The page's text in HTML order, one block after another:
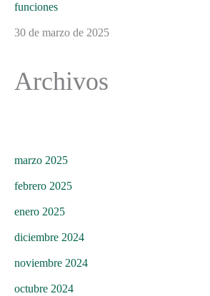
funciones
30 de marzo de 2025
Archivos
marzo 2025
febrero 2025
enero 2025
diciembre 2024
noviembre 2024
octubre 2024